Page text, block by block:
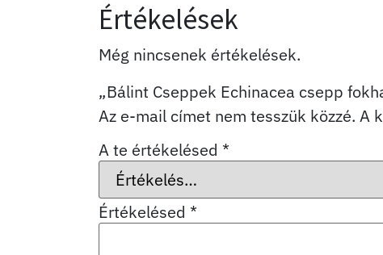
Értékelések
Még nincsenek értékelések.
„Bálint Cseppek Echinacea csepp
Az e-mail címet nem tesszük közzé. A
A te értékelésed *
Értékelésed *